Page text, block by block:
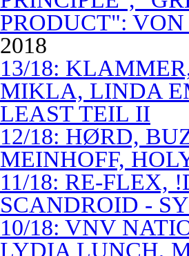
PRODUCT":
2018
13/18:
MIKLA, LINDA
LEAST TEIL II
12/18: HØRD,
MEINHOFF,
11/18: RE-FLEX,
SCANDROID -
10/18: VNV
LYDIA LUNCH,